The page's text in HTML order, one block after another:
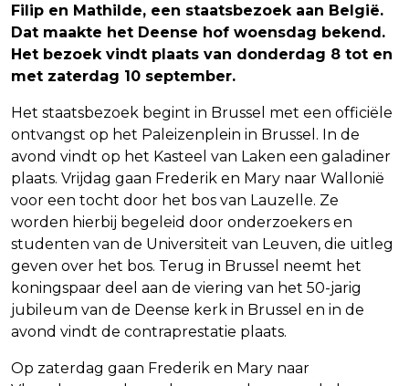
Filip en Mathilde, een staatsbezoek aan België.
Dat maakte het Deense hof woensdag bekend.
Het bezoek vindt plaats van donderdag 8 tot en
met zaterdag 10 september.
Het staatsbezoek begint in Brussel met een officiële
ontvangst op het Paleizenplein in Brussel. In de
avond vindt op het Kasteel van Laken een galadiner
plaats. Vrijdag gaan Frederik en Mary naar Wallonië
voor een tocht door het bos van Lauzelle. Ze
worden hierbij begeleid door onderzoekers en
studenten van de Universiteit van Leuven, die uitleg
geven over het bos. Terug in Brussel neemt het
koningspaar deel aan de viering van het 50-jarig
jubileum van de Deense kerk in Brussel en in de
avond vindt de contraprestatie plaats.
Op zaterdag gaan Frederik en Mary naar